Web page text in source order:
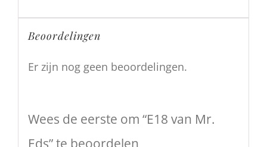
Beoordelingen
Er zijn nog geen beoordelingen.
Wees de eerste om “E18 van Mr.
Eds” te beoordelen